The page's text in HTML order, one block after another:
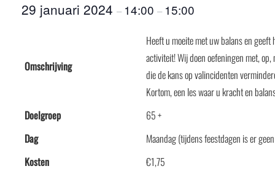
29 januari 2024 – 14:00 – 15:00
Omschrijving
Heeft u moeite met uw balans en
activiteit! Wij doen oefeningen met,
die de kans op valincidenten
Kortom, een les waar u kracht en
Doelgroep
65 +
Dag
Maandag (tijdens feestdagen is er
Kosten
€1,75